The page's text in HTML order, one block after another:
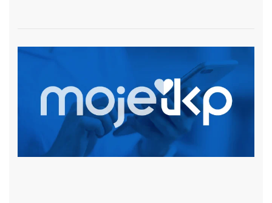
czytaj więcej